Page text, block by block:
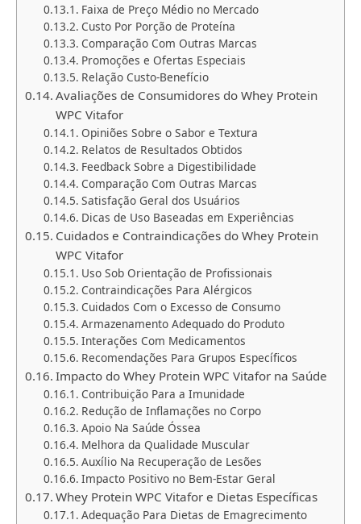
Faixa de Preço Médio no Mercado
Custo Por Porção de Proteína
Comparação Com Outras Marcas
Promoções e Ofertas Especiais
Relação Custo-Benefício
Avaliações de Consumidores do Whey Protein
WPC Vitafor
Opiniões Sobre o Sabor e Textura
Relatos de Resultados Obtidos
Feedback Sobre a Digestibilidade
Comparação Com Outras Marcas
Satisfação Geral dos Usuários
Dicas de Uso Baseadas em Experiências
Cuidados e Contraindicações do Whey Protein
WPC Vitafor
Uso Sob Orientação de Profissionais
Contraindicações Para Alérgicos
Cuidados Com o Excesso de Consumo
Armazenamento Adequado do Produto
Interações Com Medicamentos
Recomendações Para Grupos Específicos
Impacto do Whey Protein WPC Vitafor na Saúde
Contribuição Para a Imunidade
Redução de Inflamações no Corpo
Apoio Na Saúde Óssea
Melhora da Qualidade Muscular
Auxílio Na Recuperação de Lesões
Impacto Positivo no Bem-Estar Geral
Whey Protein WPC Vitafor e Dietas Específicas
Adequação Para Dietas de Emagrecimento